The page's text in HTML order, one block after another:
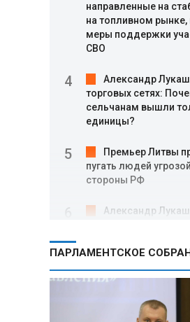
направленные на
на топливном рынке,
меры поддержки
СВО
Александр
торговых сетях:
сельчанам вышли
единицы?
Премьер Литвы
пугать людей
стороны РФ
Александр
НАТО
В Белгородской
новых атаках ВСУ
еще четыре человека
ПАРЛАМЕНТСКОЕ